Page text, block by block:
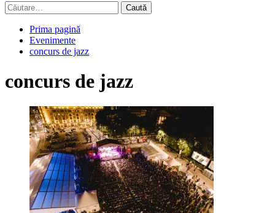
Caută
după:
Prima pagină
Evenimente
concurs de jazz
concurs de jazz